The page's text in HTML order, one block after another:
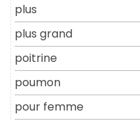
plus
plus grand
poitrine
poumon
pour femme